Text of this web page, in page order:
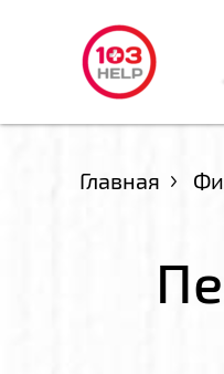
Главная